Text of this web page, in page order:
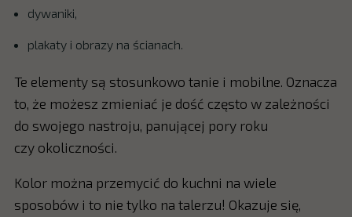
dywaniki,
plakaty i obrazy na ścianach.
Te elementy są stosunkowo tanie i mobilne. Oznacza
to, że możesz zmieniać je dość często w zależności
do swojego nastroju, panującej pory roku
czy okoliczności.
Kolor można przemycić do kuchni na wiele
sposobów i to nie tylko na talerzu! Okazuje się,